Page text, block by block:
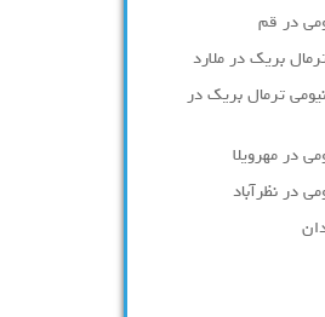
در قم
بریک در ملارد
ترمال بریک در
در مهرویلا
در نظرآباد